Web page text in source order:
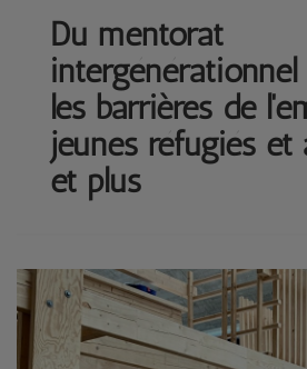
Du mentorat
les barrières de
jeunes réfugiés
et plus